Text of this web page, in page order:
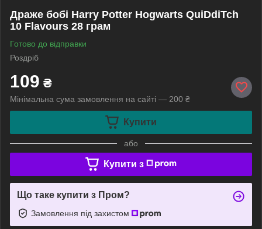
Драже бобі Harry Potter Hogwarts QuiDdiTch
10 Flavours 28 грам
Готово до відправки
Роздріб
109 ₴
Мінімальна сума замовлення на сайті — 200 ₴
Купити
або
Купити з
Що таке купити з Пром?
Замовлення під захистом